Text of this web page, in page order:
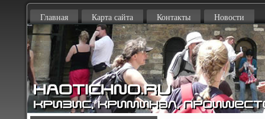
Главная Карта сайта Контакты Новости